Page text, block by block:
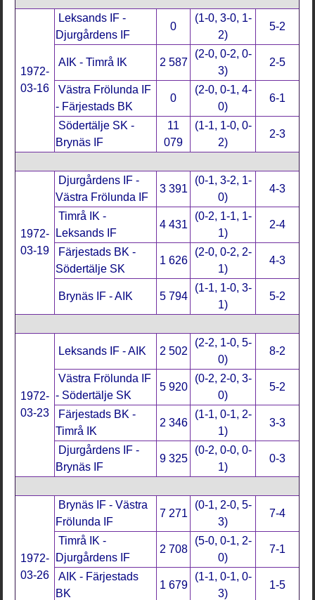
1972-
03-16
Leksands IF -
Djurgårdens IF
0
(1-0, 3-0, 1-
2)
5-2
AIK - Timrå IK 2 587
(2-0, 0-2, 0-
3)
2-5
Västra Frölunda IF
- Färjestads BK
0
(2-0, 0-1, 4-
0)
6-1
Södertälje SK -
Brynäs IF
11
079
(1-1, 1-0, 0-
2)
2-3
1972-
03-19
Djurgårdens IF -
Västra Frölunda IF
3 391
(0-1, 3-2, 1-
0)
4-3
Timrå IK -
Leksands IF
4 431
(0-2, 1-1, 1-
1)
2-4
Färjestads BK -
Södertälje SK
1 626
(2-0, 0-2, 2-
1)
4-3
Brynäs IF - AIK 5 794
(1-1, 1-0, 3-
1)
5-2
1972-
03-23
Leksands IF - AIK 2 502
(2-2, 1-0, 5-
0)
8-2
Västra Frölunda IF
- Södertälje SK
5 920
(0-2, 2-0, 3-
0)
5-2
Färjestads BK -
Timrå IK
2 346
(1-1, 0-1, 2-
1)
3-3
Djurgårdens IF -
Brynäs IF
9 325
(0-2, 0-0, 0-
1)
0-3
1972-
03-26
Brynäs IF - Västra
Frölunda IF
7 271
(0-1, 2-0, 5-
3)
7-4
Timrå IK -
Djurgårdens IF
2 708
(5-0, 0-1, 2-
0)
7-1
AIK - Färjestads
BK
1 679
(1-1, 0-1, 0-
3)
1-5